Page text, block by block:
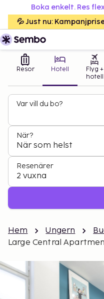
Boka enkelt. Res
💦 Just nu:
Resor Hotell
Flyg +
hotell
Var vill du bo?
När?
När som helst
Resenärer
2 vuxna
Hem Ungern
Large Central